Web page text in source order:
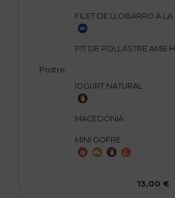
FILET DE LLOBARRO A LA
PIT DE POLLASTRE AMB
Postre
IOGURT NATURAL
MACEDÒNIA
MINI GOFRE
13,00 €